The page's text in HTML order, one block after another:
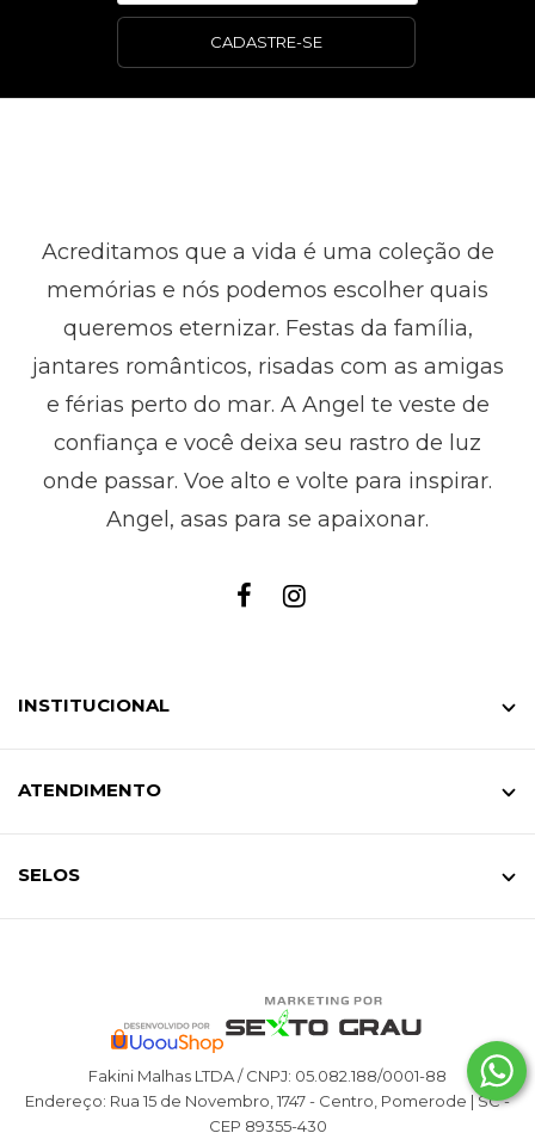
CADASTRE-SE
Acreditamos que a vida é uma coleção de
memórias e nós podemos escolher quais
queremos eternizar. Festas da família,
jantares românticos, risadas com as amigas
e férias perto do mar. A Angel te veste de
confiança e você deixa seu rastro de luz
onde passar. Voe alto e volte para inspirar.
Angel, asas para se apaixonar.
INSTITUCIONAL
ATENDIMENTO
SELOS
Fakini Malhas LTDA / CNPJ: 05.082.188/0001-88
Endereço: Rua 15 de Novembro, 1747 - Centro, Pomerode | SC -
CEP 89355-430